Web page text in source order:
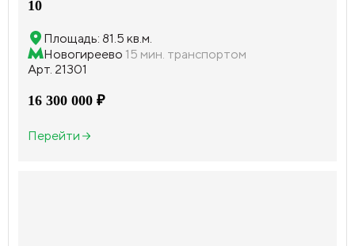
10
Площадь: 81.5 кв.м.
Новогиреево 15 мин. транспортом
Арт. 21301
16 300 000 ₽
Перейти